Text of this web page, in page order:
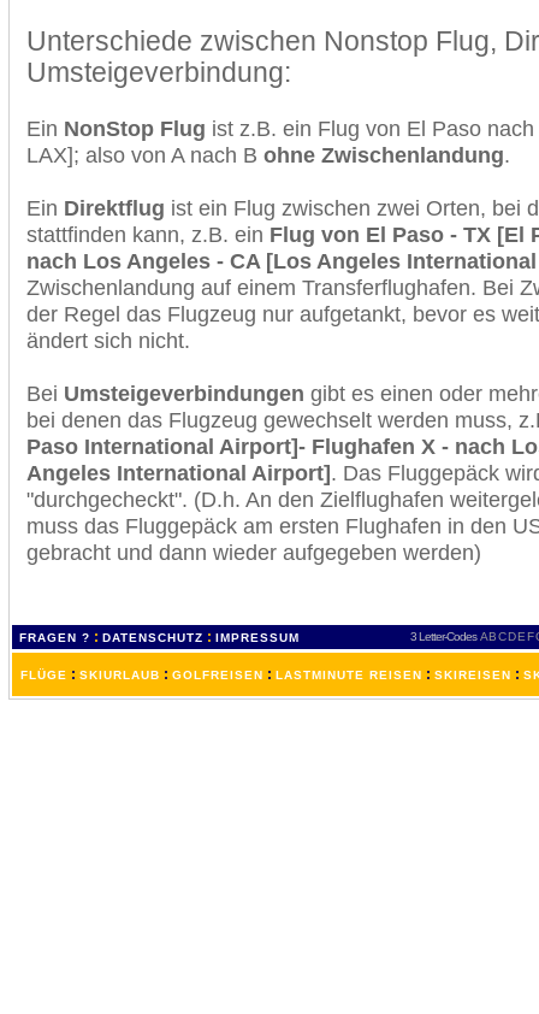
Unterschiede zwischen Nonstop Flug,
Umsteigeverbindung:
Ein NonStop Flug ist z.B. ein Flug von El Paso
LAX]; also von A nach B ohne Zwischenlandung.
Ein Direktflug ist ein Flug zwischen zwei Orten, bei
stattfinden kann, z.B. ein Flug von El Paso - TX
nach Los Angeles - CA [Los Angeles
Zwischenlandung auf einem Transferflughafen. Bei
der Regel das Flugzeug nur aufgetankt, bevor es
ändert sich nicht.
Bei Umsteigeverbindungen gibt es einen oder
bei denen das Flugzeug gewechselt werden muss,
Paso International Airport]- Flughafen X - nach
Angeles International Airport]. Das Fluggepäck
"durchgecheckt". (D.h. An den Zielflughafen
muss das Fluggepäck am ersten Flughafen in den
gebracht und dann wieder aufgegeben werden)
FRAGEN ? : DATENSCHUTZ : IMPRESSUM 3 Letter-Codes ABCDEF
FLÜGE : SKIURLAUB : GOLFREISEN : LASTMINUTE REISEN : SKIREISEN :